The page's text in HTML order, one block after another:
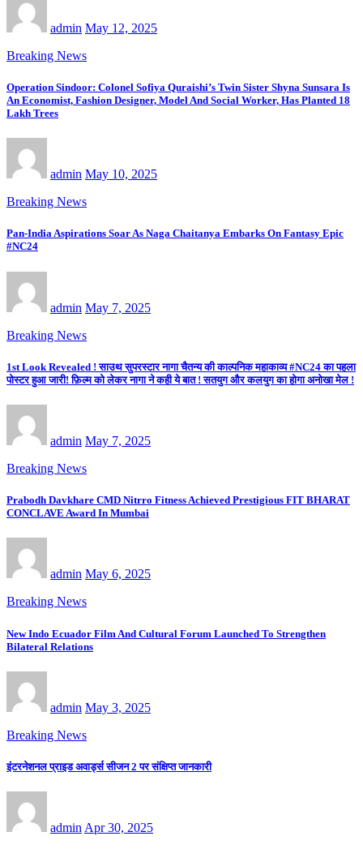
admin May 12, 2025
Breaking News
Operation Sindoor: Colonel Sofiya Quraishi’s Twin Sister Shyna Sunsara Is
An Economist, Fashion Designer, Model And Social Worker, Has Planted 18
Lakh Trees
admin May 10, 2025
Breaking News
Pan-India Aspirations Soar As Naga Chaitanya Embarks On Fantasy Epic
#NC24
admin May 7, 2025
Breaking News
1st Look Revealed ! साउथ सुपरस्टार नागा चैतन्य की काल्पनिक महाकाव्य #NC24 का पहला
पोस्टर हुआ जारी! फ़िल्म को लेकर नागा ने कही ये बात ! सतयुग और कलयुग का होगा अनोखा मेल !
admin May 7, 2025
Breaking News
Prabodh Davkhare CMD Nitrro Fitness Achieved Prestigious FIT BHARAT
CONCLAVE Award In Mumbai
admin May 6, 2025
Breaking News
New Indo Ecuador Film And Cultural Forum Launched To Strengthen
Bilateral Relations
admin May 3, 2025
Breaking News
इंटरनेशनल प्राइड अवार्ड्स सीजन 2 पर संक्षिप्त जानकारी
admin Apr 30, 2025